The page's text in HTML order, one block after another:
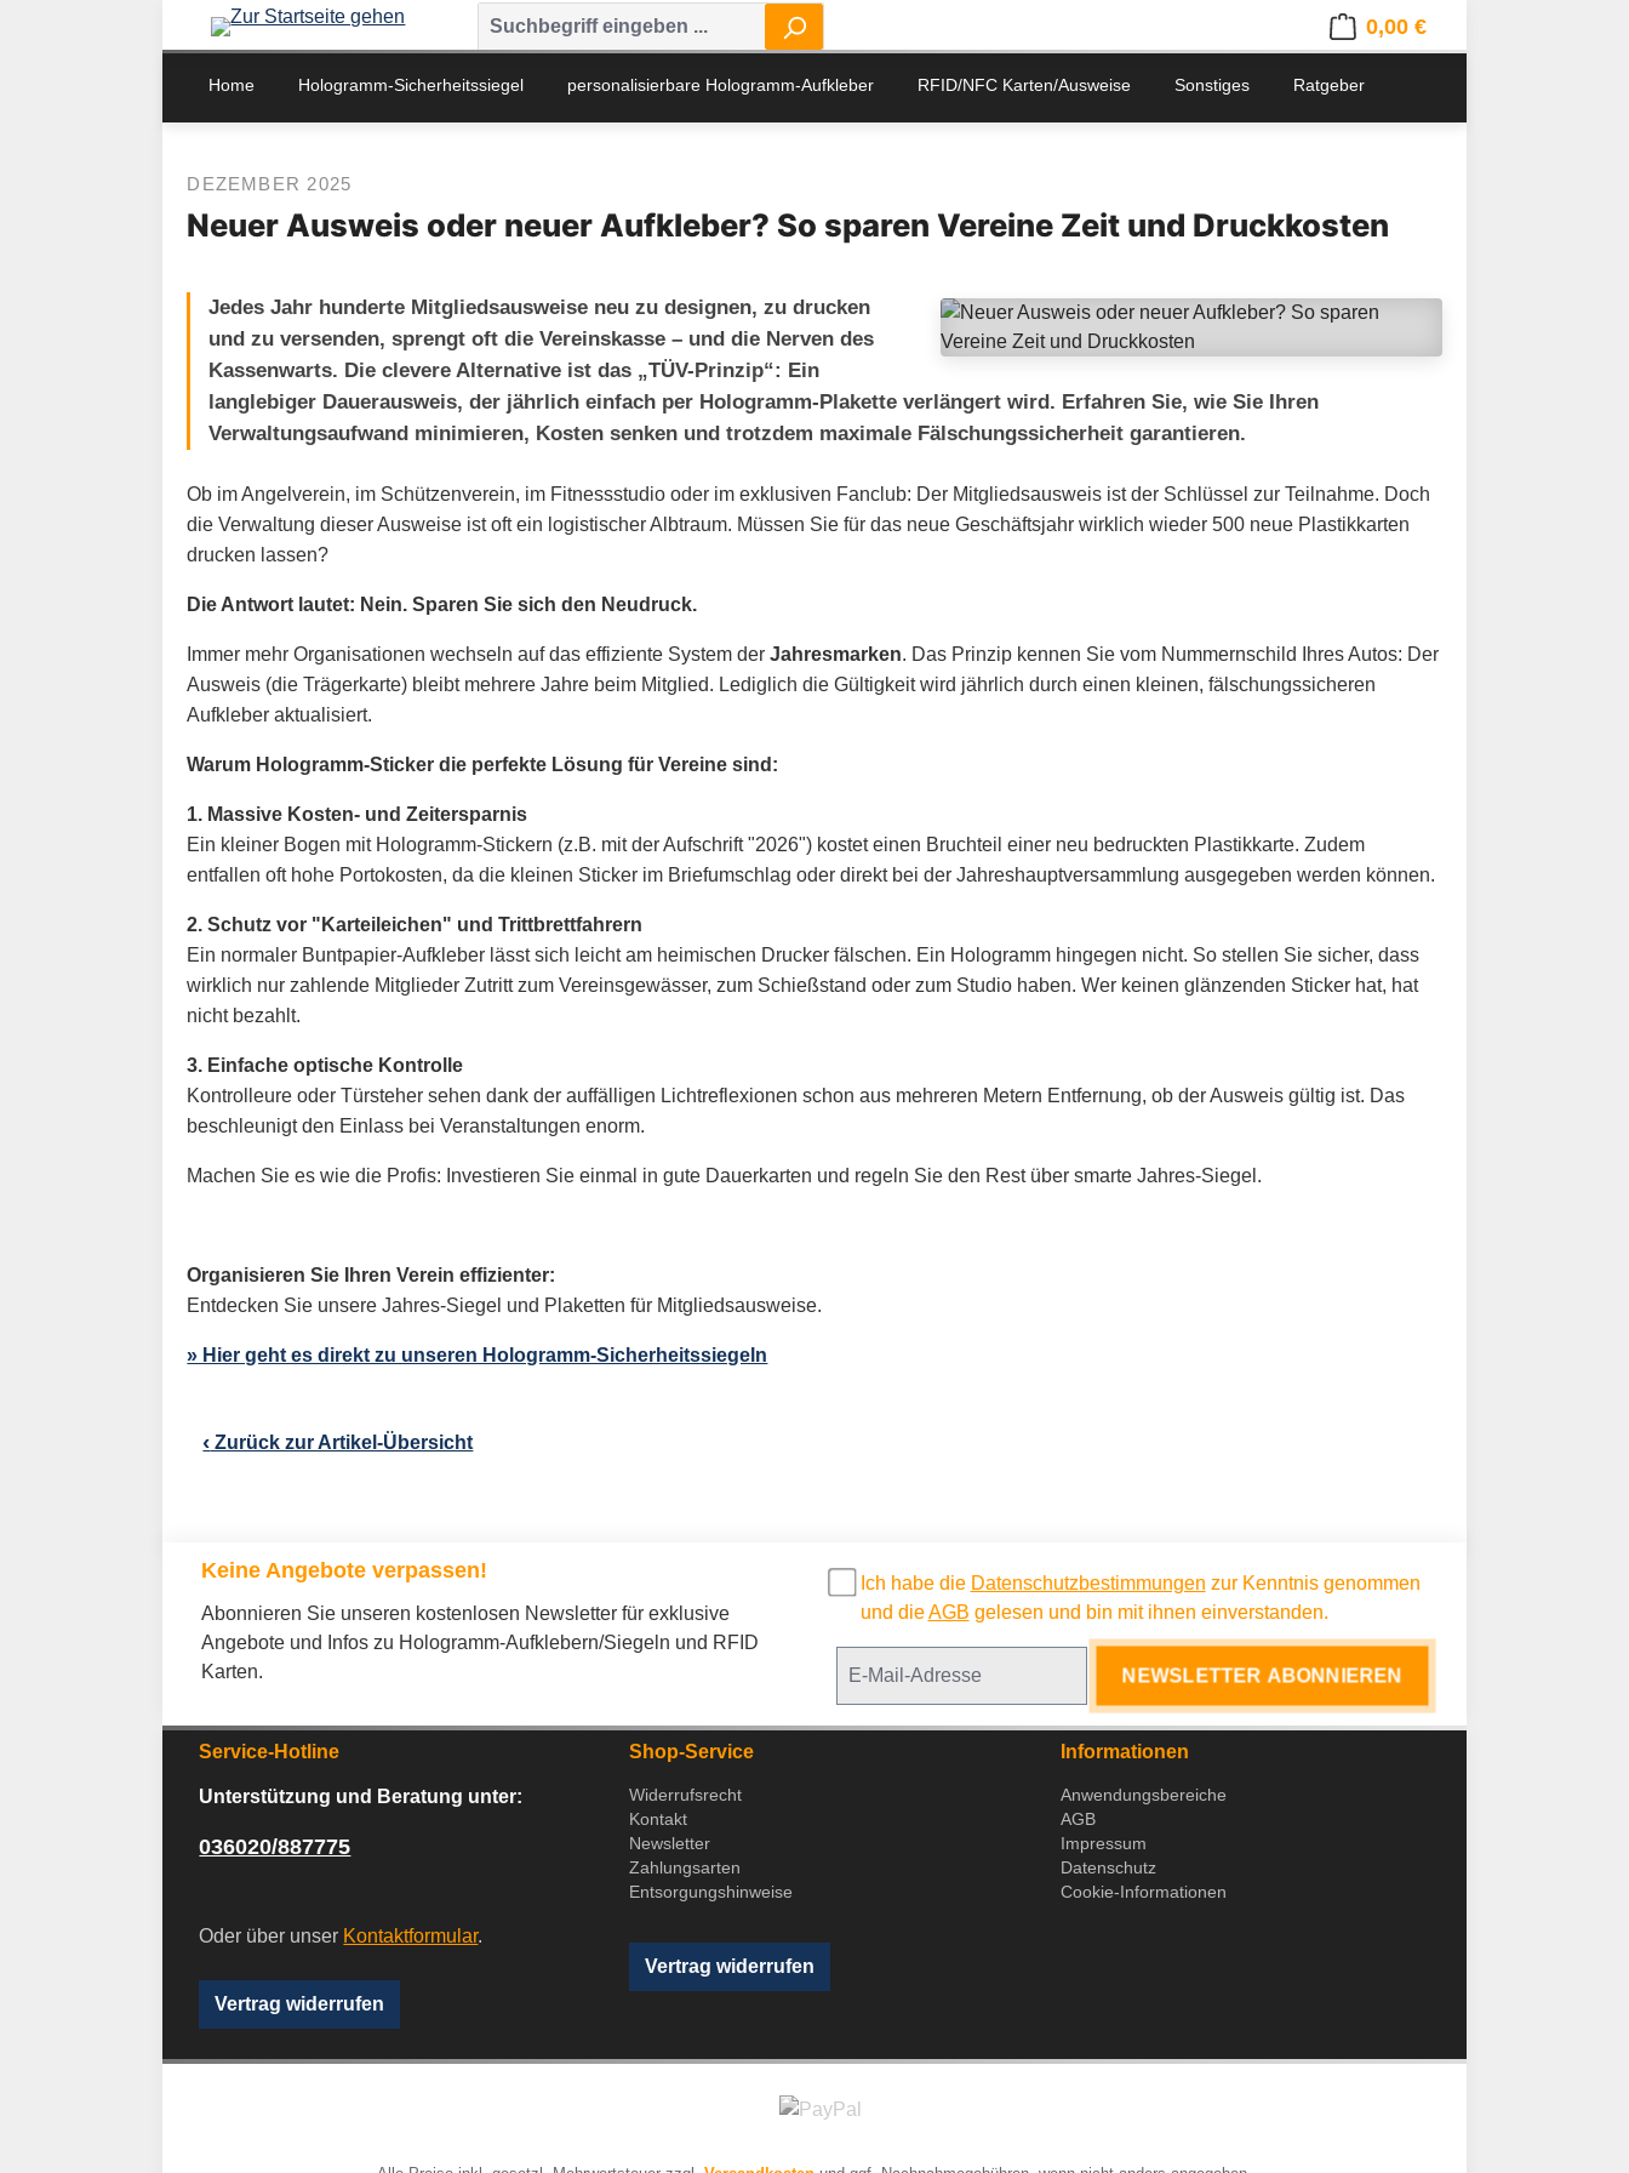
Zur Hauptnavigation springen 0,00 €
Warenkorb enthält 0 Positionen.
Home Hologramm-Sicherheitssiegel personalisierbare Hologramm-Aufkleber RFID/NFC Karten/Ausweise Sonstiges Ratgeber
DEZEMBER 2025
Neuer Ausweis oder neuer Aufkleber? So sparen Vereine Zeit und Druckkosten
Jedes Jahr hunderte Mitgliedsausweise neu zu designen, zu drucken
und zu versenden, sprengt oft die Vereinskasse – und die Nerven des
Kassenwarts. Die clevere Alternative ist das „TÜV-Prinzip“: Ein
langlebiger Dauerausweis, der jährlich einfach per Hologramm-Plakette verlängert wird. Erfahren Sie, wie Sie Ihren
Verwaltungsaufwand minimieren, Kosten senken und trotzdem maximale Fälschungssicherheit garantieren.
Ob im Angelverein, im Schützenverein, im Fitnessstudio oder im exklusiven Fanclub: Der Mitgliedsausweis ist der Schlüssel zur Teilnahme. Doch
die Verwaltung dieser Ausweise ist oft ein logistischer Albtraum. Müssen Sie für das neue Geschäftsjahr wirklich wieder 500 neue Plastikkarten
drucken lassen?
Die Antwort lautet: Nein. Sparen Sie sich den Neudruck.
Immer mehr Organisationen wechseln auf das effiziente System derJahresmarken. Das Prinzip kennen Sie vom Nummernschild Ihres Autos: Der
Ausweis (die Trägerkarte) bleibt mehrere Jahre beim Mitglied. Lediglich die Gültigkeit wird jährlich durch einen kleinen, fälschungssicheren
Aufkleber aktualisiert.
Warum Hologramm-Sticker die perfekte Lösung für Vereine sind:
1. Massive Kosten- und Zeitersparnis
Ein kleiner Bogen mit Hologramm-Stickern (z.B. mit der Aufschrift "2026") kostet einen Bruchteil einer neu bedruckten Plastikkarte. Zudem
entfallen oft hohe Portokosten, da die kleinen Sticker im Briefumschlag oder direkt bei der Jahreshauptversammlung ausgegeben werden können.
2. Schutz vor "Karteileichen" und Trittbrettfahrern
Ein normaler Buntpapier-Aufkleber lässt sich leicht am heimischen Drucker fälschen. Ein Hologramm hingegen nicht. So stellen Sie sicher, dass
wirklich nur zahlende Mitglieder Zutritt zum Vereinsgewässer, zum Schießstand oder zum Studio haben. Wer keinen glänzenden Sticker hat, hat
nicht bezahlt.
3. Einfache optische Kontrolle
Kontrolleure oder Türsteher sehen dank der auffälligen Lichtreflexionen schon aus mehreren Metern Entfernung, ob der Ausweis gültig ist. Das
beschleunigt den Einlass bei Veranstaltungen enorm.
Machen Sie es wie die Profis: Investieren Sie einmal in gute Dauerkarten und regeln Sie den Rest über smarte Jahres-Siegel.
Organisieren Sie Ihren Verein effizienter:
Entdecken Sie unsere Jahres-Siegel und Plaketten für Mitgliedsausweise.
» Hier geht es direkt zu unseren Hologramm-Sicherheitssiegeln
‹ Zurück zur Artikel-Übersicht
Keine Angebote verpassen!
Abonnieren Sie unseren kostenlosen Newsletter für exklusive
Angebote und Infos zu Hologramm-Aufklebern/Siegeln und RFID
Karten.
Ich habe die Datenschutzbestimmungen zur Kenntnis genommen
und dieAGB gelesen und bin mit ihnen einverstanden.
NEWSLETTER ABONNIEREN
Service-Hotline
Unterstützung und Beratung unter:
036020/887775
Oder über unser Kontaktformular.
Vertrag widerrufen
Shop-Service
Widerrufsrecht
Kontakt
Newsletter
Zahlungsarten
Entsorgungshinweise
Vertrag widerrufen
Informationen
Anwendungsbereiche
AGB
Impressum
Datenschutz
Cookie-Informationen